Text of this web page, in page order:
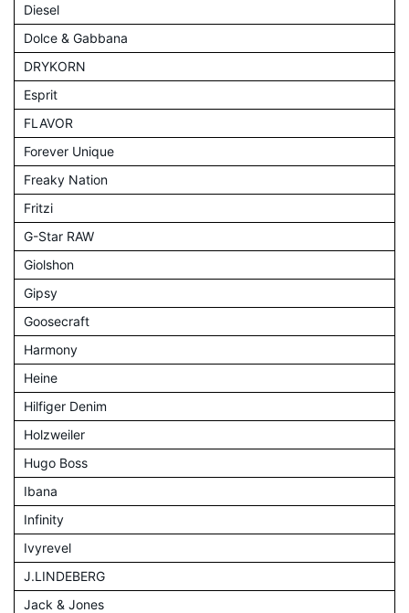
Diesel
Dolce & Gabbana
DRYKORN
Esprit
FLAVOR
Forever Unique
Freaky Nation
Fritzi
G-Star RAW
Giolshon
Gipsy
Goosecraft
Harmony
Heine
Hilfiger Denim
Holzweiler
Hugo Boss
Ibana
Infinity
Ivyrevel
J.LINDEBERG
Jack & Jones